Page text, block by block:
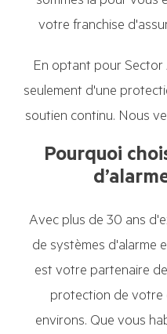
votre franchise
En optant pour Sector
seulement d'une
soutien continu. Nous
Pourquoi
Avec plus de 30 ans
de systèmes d'alarme
est votre partenaire
protection de votre
environs. Que vous